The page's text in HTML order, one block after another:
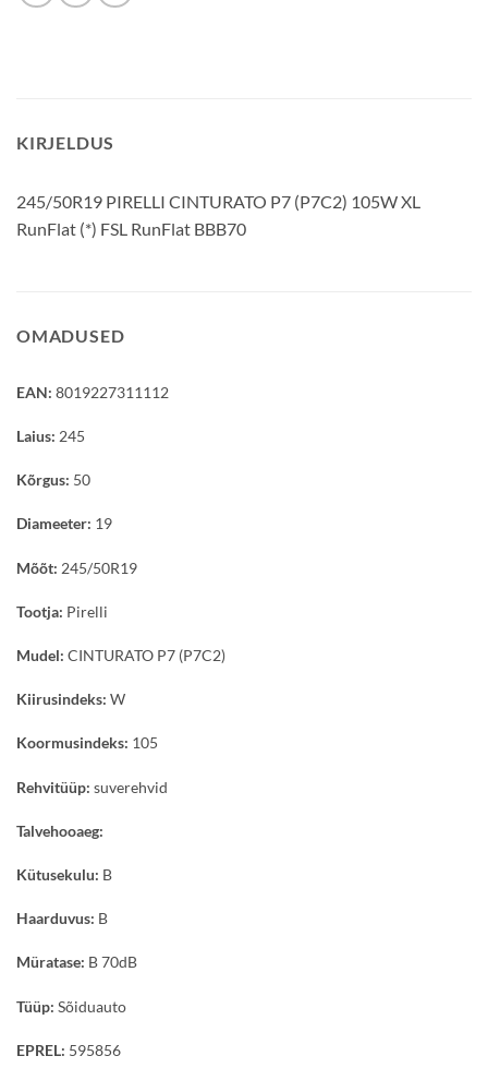
KIRJELDUS
245/50R19 PIRELLI CINTURATO P7 (P7C2) 105W XL
RunFlat (*) FSL RunFlat BBB70
OMADUSED
EAN: 8019227311112
Laius: 245
Kõrgus: 50
Diameeter: 19
Mõõt: 245/50R19
Tootja: Pirelli
Mudel: CINTURATO P7 (P7C2)
Kiirusindeks: W
Koormusindeks: 105
Rehvitüüp: suverehvid
Talvehooaeg:
Kütusekulu: B
Haarduvus: B
Müratase: B 70dB
Tüüp: Sõiduauto
EPREL: 595856